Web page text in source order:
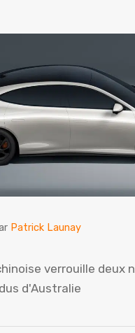
Patrick Launay
verrouille deux
d'Australie